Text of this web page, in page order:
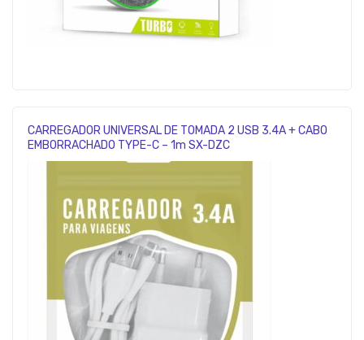
CARREGADOR UNIVERSAL DE TOMADA 2 USB 3.4A + CABO
EMBORRACHADO TYPE-C – 1m SX-DZC